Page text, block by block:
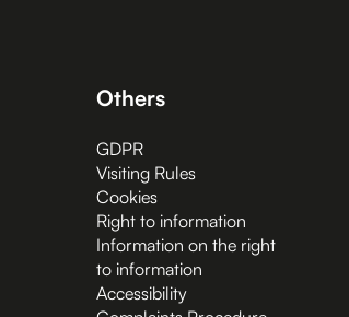
Others
GDPR
Visiting Rules
Cookies
Right to information
Information on the right
to information
Accessibility